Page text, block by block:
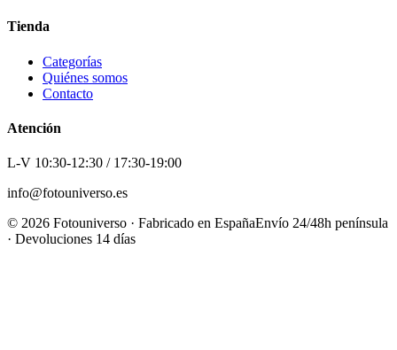
Tienda
Categorías
Quiénes somos
Contacto
Atención
L-V 10:30-12:30 / 17:30-19:00
info@fotouniverso.es
© 2026 Fotouniverso · Fabricado en EspañaEnvío 24/48h península
· Devoluciones 14 días